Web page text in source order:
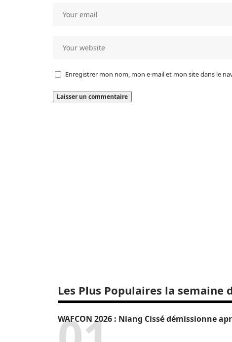
Enregistrer mon nom, mon e-mail et mon site dans le
Les Plus Populaires la semaine
WAFCON 2026 : Niang Cissé démissionne